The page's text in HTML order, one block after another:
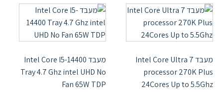
מעבד Intel Core Ultra 7
processor 270K Plus
24Cores Up to 5.5Ghz
מעבד Intel Core I5-14400
Tray 4.7 Ghz intel UHD No
Fan 65W TDP